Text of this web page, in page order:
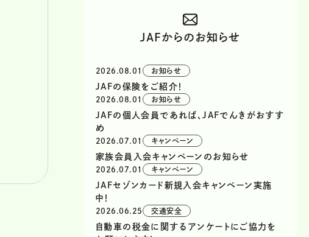
JAFからのお知らせ
2026.08.01 お知らせ
JAFの保険をご紹介！
2026.08.01 お知らせ
JAFの個人会員であれば、JAFでんきがおすす
め
2026.07.01 キャンペーン
家族会員入会キャンペーンのお知らせ
2026.07.01 キャンペーン
JAFセゾンカード新規入会キャンペーン実施
中！
2026.06.25 交通安全
自動車の税金に関するアンケートにご協力を